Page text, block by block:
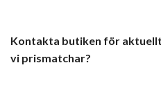
Kontakta butiken för
vi prismatchar?